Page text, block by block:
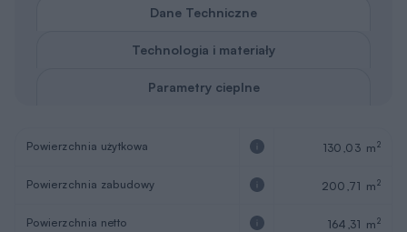
Dane Techniczne
Technologia i materiały
Parametry cieplne
Powierzchnia użytkowa 130,03 m2
Powierzchnia zabudowy 200,71 m2
Powierzchnia netto 164,31 m2